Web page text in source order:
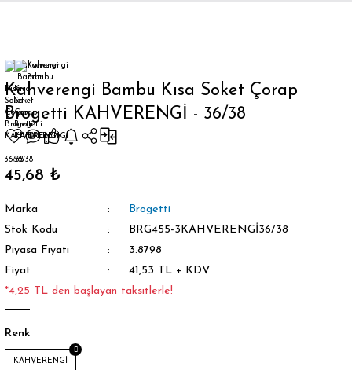
Kahverengi Bambu Kısa Soket Çorap
Brogetti KAHVERENGİ - 36/38
45,68 ₺
Marka
Brogetti
Stok Kodu
BRG455-3KAHVERENGİ36/38
Piyasa Fiyatı
3.8798
Fiyat
41,53 TL + KDV
*4,25 TL den başlayan taksitlerle!
Renk
KAHVERENGİ